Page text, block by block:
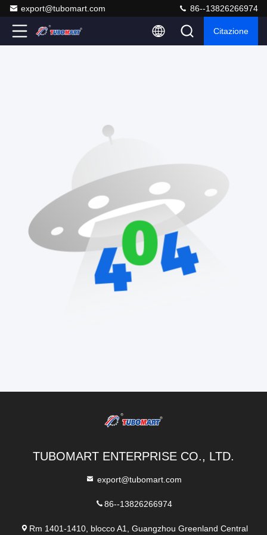
export@tubomart.com 86--13826266974
Citazione
TUBOMART ENTERPRISE CO., LTD.
export@tubomart.com
86--13826266974
Rm 1401-1410, blocco A1, Guangzhou Greenland Central